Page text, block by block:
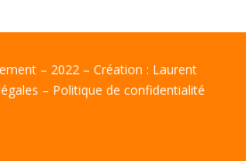
– 2022 – Création : Laurent
– Politique de confidentialité